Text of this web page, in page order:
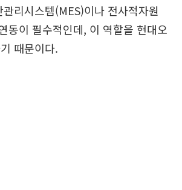
리시스템(MES)이나 전사적자원
동이 필수적인데, 이 역할을 현대오
때문이다.